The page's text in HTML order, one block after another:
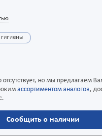
отсутствует, но мы предлагаем
ассортиментом аналогов,
Сообщить о наличии